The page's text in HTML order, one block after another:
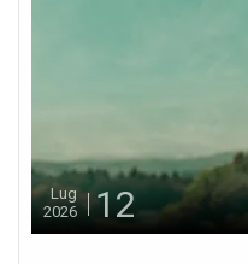
Lug
2026
12